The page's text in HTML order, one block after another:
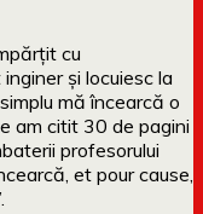
cu
și locuiesc la
mă încearcă o
am citit 30 de pagini
profesorului
et pour cause,